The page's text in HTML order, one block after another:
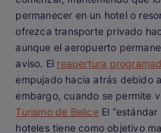
permanecer en un hotel o
ofrezca transporte privado
aunque el aeropuerto
aviso. El reapertura
empujado hacia atrás debido
embargo, cuando se permite
Turismo de BeliceEl “estándar
hoteles tiene como objetivo